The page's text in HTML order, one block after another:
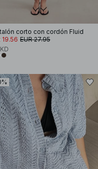
corto con cordón Fluid
19.56 EUR 27.95